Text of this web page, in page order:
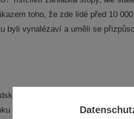
toho, že zde lidé před 10
byli vynalézaví a uměli se
života v našem regionu.
k rolnické kultuře až po první